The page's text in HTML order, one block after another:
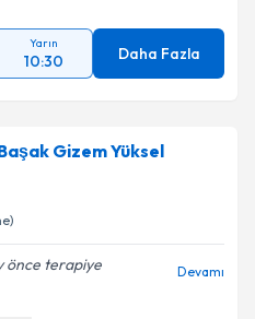
Yarın
10:30 Daha Fazla
Gizem Yüksel
önce terapiye
Devamı